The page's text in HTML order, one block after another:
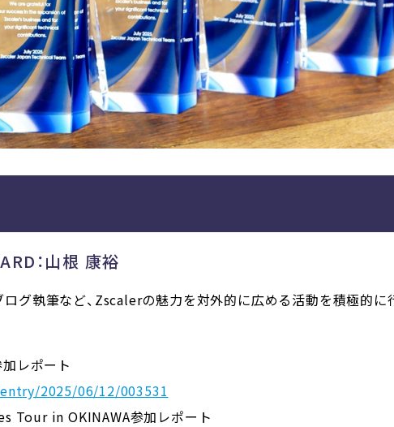
：山根 康裕
グ執筆など、Zscalerの魅力を対外的に広める活動を積極的に
レポート
2025/06/12/003531
Tour in OKINAWA参加レポート